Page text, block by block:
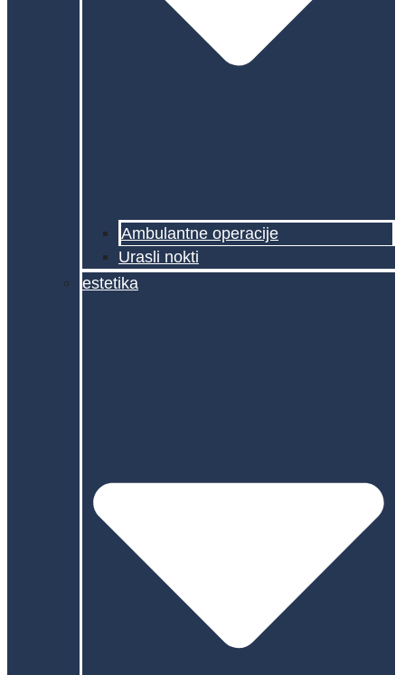
Ambulantne operacije
Urasli nokti
estetika